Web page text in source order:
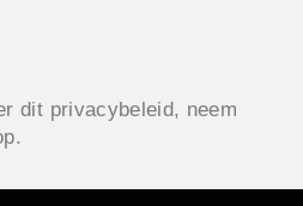
dit privacybeleid, neem